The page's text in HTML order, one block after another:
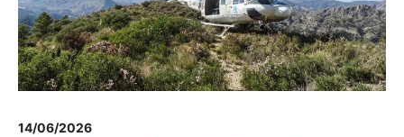
14/06/2026